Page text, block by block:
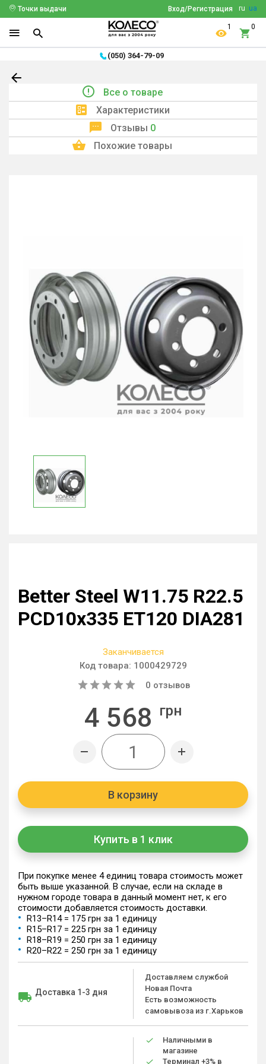
ru ua
Вход/Регистрация
Точки выдачи
1 0
(050) 364-79-09
Все о товаре
Характеристики
Отзывы 0
Похожие товары
Better Steel W11.75 R22.5
PCD10x335 ET120 DIA281
Заканчивается
Код товара: 1000429729
0 отзывов
4 568 грн
В корзину
Купить в 1 клик
При покупке менее 4 единиц товара стоимость может
быть выше указанной. В случае, если на складе в
нужном городе товара в данный момент нет, к его
стоимости добавляется стоимость доставки.
R13–R14 = 175 грн за 1 единицу
R15–R17 = 225 грн за 1 единицу
R18–R19 = 250 грн за 1 единицу
R20–R22 = 250 грн за 1 единицу
Доставка 1-3 дня
Доставляем службой
Новая Почта
Есть возможность
самовывоза из г.Харьков
Наличными в
магазине
Терминал +3% в